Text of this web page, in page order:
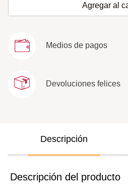
Agregar al
Medios de pagos
Devoluciones felices
Descripción
Descripción del producto